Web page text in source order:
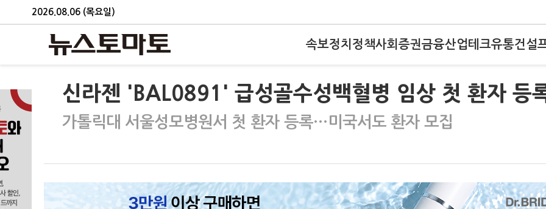
2026.08.06 (목요일)
속보정치 정책사회 증권금융산업테크유통건설
신라젠 'BAL0891' 급성골수성백혈병 임상 첫 환자 등
가톨릭대 서울성모병원서 첫 환자 등록…미국서도 환자 모집